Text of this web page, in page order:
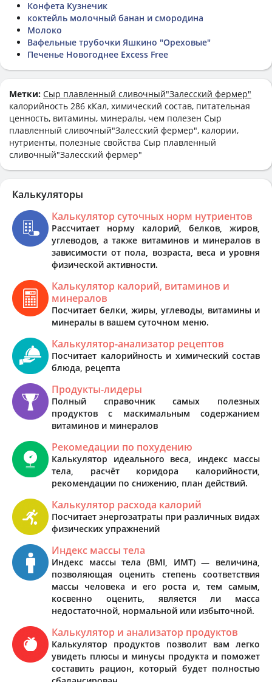
Конфета Кузнечик
коктейль молочный банан и смородина
Молоко
Вафельные трубочки Яшкино "Ореховые"
Печенье Новогоднее Excess Free
Метки: Сыр плавленный сливочный"Залесский фермер"
калорийность 286 кКал, химический состав, питательная
ценность, витамины, минералы, чем полезен Сыр
плавленный сливочный"Залесский фермер", калории,
нутриенты, полезные свойства Сыр плавленный
сливочный"Залесский фермер"
Калькуляторы
Калькулятор суточных норм нутриентов
Рассчитает норму калорий, белков, жиров,
углеводов, а также витаминов и минералов в
зависимости от пола, возраста, веса и уровня
физической активности.
Калькулятор калорий, витаминов и
минералов
Посчитает белки, жиры, углеводы, витамины и
минералы в вашем суточном меню.
Калькулятор-анализатор рецептов
Посчитает калорийность и химический состав
блюда, рецепта
Продукты-лидеры
Полный справочник самых полезных
продуктов с маскимальным содержанием
витаминов и минералов
Рекомедации по похудению
Калькулятор идеального веса, индекс массы
тела, расчёт коридора калорийности,
рекомендации по снижению, план действий.
Калькулятор расхода калорий
Посчитает энергозатраты при различных видах
физических упражнений
Индекс массы тела
Индекс массы тела (BMI, ИМТ) — величина,
позволяющая оценить степень соответствия
массы человека и его роста и, тем самым,
косвенно оценить, является ли масса
недостаточной, нормальной или избыточной.
Калькулятор и анализатор продуктов
Калькулятор продуктов позволит вам легко
увидеть плюсы и минусы продукта и поможет
составить рацион, который будет полностью